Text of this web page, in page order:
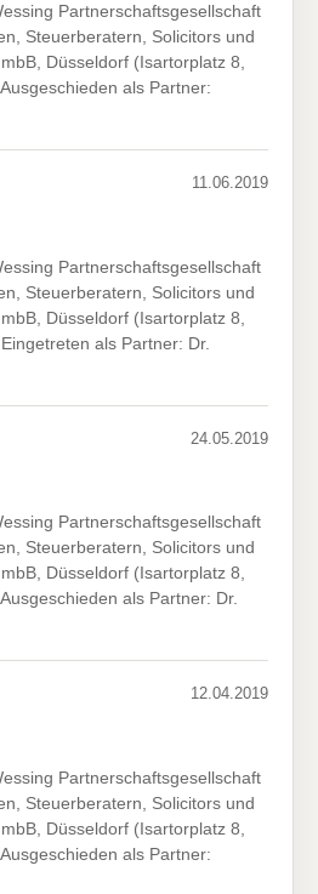
Partnerschaftsgesellschaft
Steuerberatern, Solicitors und
Düsseldorf (Isartorplatz 8,
als Partner:
11.06.2019
Partnerschaftsgesellschaft
Steuerberatern, Solicitors und
Düsseldorf (Isartorplatz 8,
als Partner: Dr.
24.05.2019
Partnerschaftsgesellschaft
Steuerberatern, Solicitors und
Düsseldorf (Isartorplatz 8,
als Partner: Dr.
12.04.2019
Partnerschaftsgesellschaft
Steuerberatern, Solicitors und
Düsseldorf (Isartorplatz 8,
als Partner: